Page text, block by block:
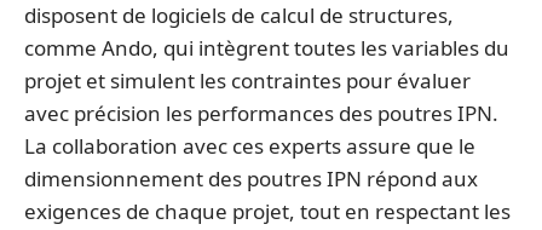
disposent de logiciels de calcul de structures,
comme Ando, qui intègrent toutes les variables du
projet et simulent les contraintes pour évaluer
avec précision les performances des poutres IPN.
La collaboration avec ces experts assure que le
dimensionnement des poutres IPN répond aux
exigences de chaque projet, tout en respectant les